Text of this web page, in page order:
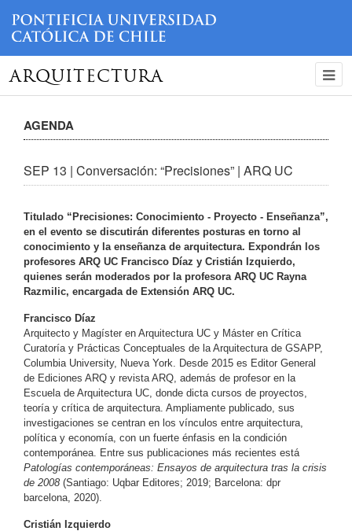
ARQUITECTURA
AGENDA
SEP 13 | Conversación: “Precisiones” | ARQ UC
Titulado “Precisiones: Conocimiento - Proyecto - Enseñanza”,
en el evento se discutirán diferentes posturas en torno al
conocimiento y la enseñanza de arquitectura. Expondrán los
profesores ARQ UC Francisco Díaz y Cristián Izquierdo,
quienes serán moderados por la profesora ARQ UC Rayna
Razmilic, encargada de Extensión ARQ UC.
Francisco Díaz
Arquitecto y Magíster en Arquitectura UC y Máster en Crítica
Curatoría y Prácticas Conceptuales de la Arquitectura de GSAPP,
Columbia University, Nueva York. Desde 2015 es Editor General
de Ediciones ARQ y revista ARQ, además de profesor en la
Escuela de Arquitectura UC, donde dicta cursos de proyectos,
teoría y crítica de arquitectura. Ampliamente publicado, sus
investigaciones se centran en los vínculos entre arquitectura,
política y economía, con un fuerte énfasis en la condición
contemporánea. Entre sus publicaciones más recientes está
Patologías contemporáneas: Ensayos de arquitectura tras la crisis
de 2008 (Santiago: Uqbar Editores; 2019; Barcelona: dpr
barcelona, 2020).
Cristián Izquierdo